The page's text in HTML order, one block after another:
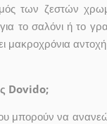
των ζεστών
το σαλόνι ή το
μακροχρόνια
Dovido;
μπορούν να